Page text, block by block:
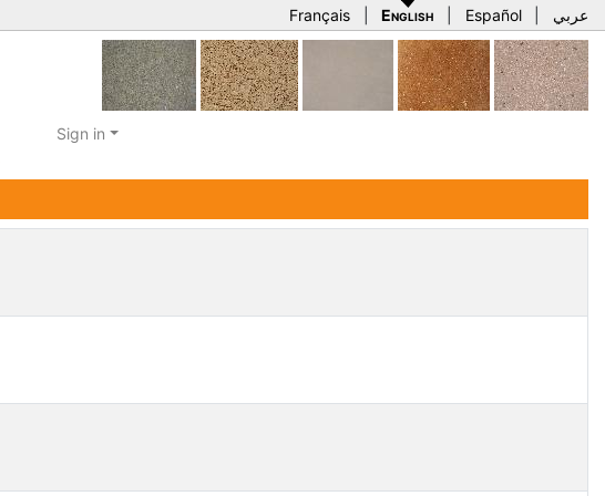
Français English Español عربي
Sign in